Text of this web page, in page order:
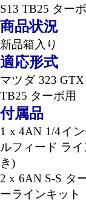
S13 TB25 ター
商品状況
新品箱入り
適応形式
マツダ323 GTX
TB25 ターボ用
付属品
1 x 4AN 1/4イ
ルフィード ライ
き)
2 x 6AN S-S タ
ーラインキット